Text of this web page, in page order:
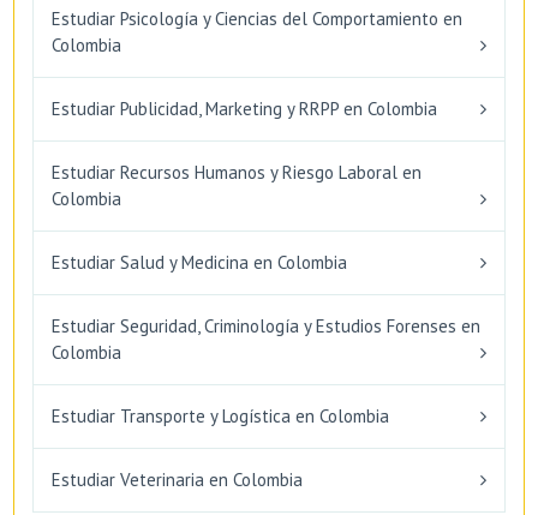
Estudiar Psicología y Ciencias del Comportamiento en
Colombia
Estudiar Publicidad, Marketing y RRPP en Colombia
Estudiar Recursos Humanos y Riesgo Laboral en
Colombia
Estudiar Salud y Medicina en Colombia
Estudiar Seguridad, Criminología y Estudios Forenses en
Colombia
Estudiar Transporte y Logística en Colombia
Estudiar Veterinaria en Colombia